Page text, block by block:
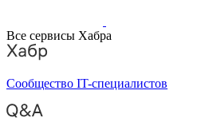
Все сервисы Хабра
Сообщество IT-специалистов